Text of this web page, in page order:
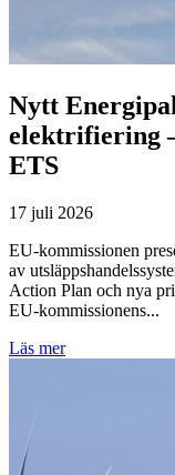
Nytt
elektrifiering
ETS
17 juli 2026
EU-kommissionen
Action Plan och nya
EU-kommissionens...
Läs mer